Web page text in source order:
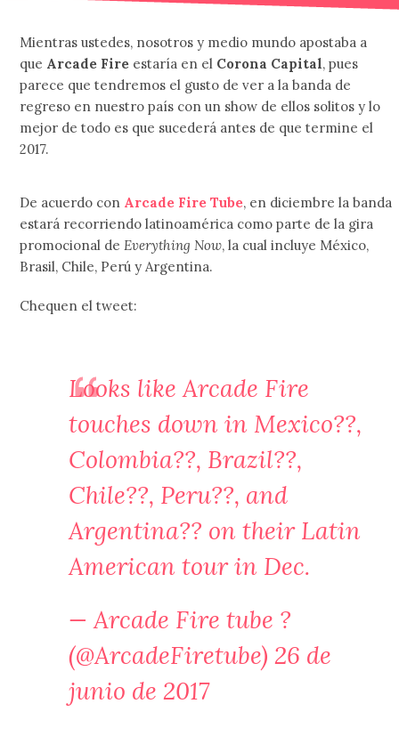
Mientras ustedes, nosotros y medio mundo apostaba a
que Arcade Fire estaría en el Corona Capital, pues
parece que tendremos el gusto de ver a la banda de
regreso en nuestro país con un show de ellos solitos y lo
mejor de todo es que sucederá antes de que termine el
2017.
De acuerdo con Arcade Fire Tube, en diciembre la banda
estará recorriendo latinoamérica como parte de la gira
promocional deEverything Now, la cual incluye México,
Brasil, Chile, Perú y Argentina.
Chequen el tweet:
Looks like Arcade Fire
touches down in Mexico??,
Colombia??, Brazil??,
Chile??, Peru??, and
Argentina?? on their Latin
American tour in Dec.
— Arcade Fire tube ?
(@ArcadeFiretube)26 de
junio de 2017